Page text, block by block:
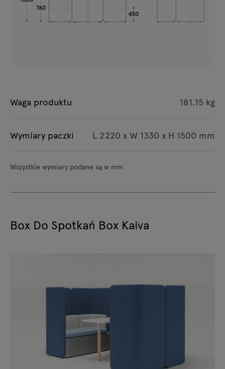
Waga produktu 181.15 kg
Wymiary paczki L 2220 x W 1330 x H 1500 mm
Wszystkie wymiary podane są w mm
Box Do Spotkań Box Kaiva